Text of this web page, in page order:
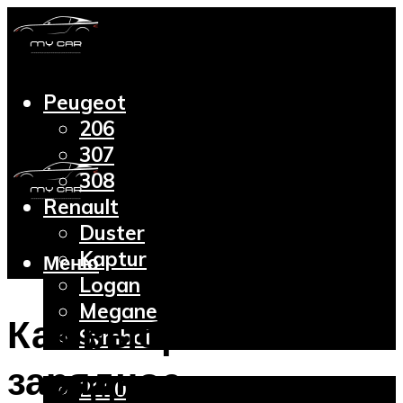
Peugeot
206
307
308
Renault
Duster
Kaptur
Logan
Megane
Symbol
2110
Меню
Как выбрать
зарядное